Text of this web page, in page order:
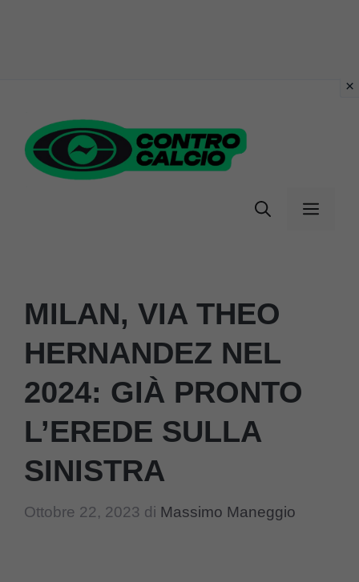
contenuto
Menu
MILAN, VIA THEO
HERNANDEZ NEL
2024: GIÀ PRONTO
L’EREDE SULLA
SINISTRA
Ottobre 22, 2023 di Massimo Maneggio